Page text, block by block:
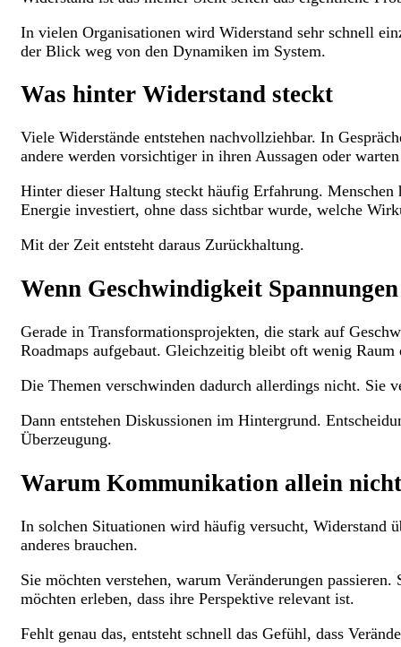
In vielen Organisationen wird Widerstand sehr schnell
der Blick weg von den Dynamiken im System.
Was hinter Widerstand steckt
Viele Widerstände entstehen nachvollziehbar. In
andere werden vorsichtiger in ihren Aussagen oder
Hinter dieser Haltung steckt häufig Erfahrung. Menschen
Energie investiert, ohne dass sichtbar wurde, welche
Mit der Zeit entsteht daraus Zurückhaltung.
Wenn Geschwindigkeit
Gerade in Transformationsprojekten, die stark auf
Roadmaps aufgebaut. Gleichzeitig bleibt oft wenig
Die Themen verschwinden dadurch allerdings nicht. Sie
Dann entstehen Diskussionen im Hintergrund.
Überzeugung.
Warum Kommunikation allein
In solchen Situationen wird häufig versucht, Widerstand
anderes brauchen.
Sie möchten verstehen, warum Veränderungen
möchten erleben, dass ihre Perspektive relevant ist.
Fehlt genau das, entsteht schnell das Gefühl, dass